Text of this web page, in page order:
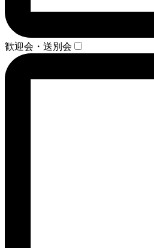
歓迎会・送別会